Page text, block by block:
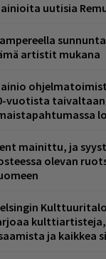
uutisia
artistit mukana
vuotista taivaltaan
mainittu, ja
olevan
ja kaikkea